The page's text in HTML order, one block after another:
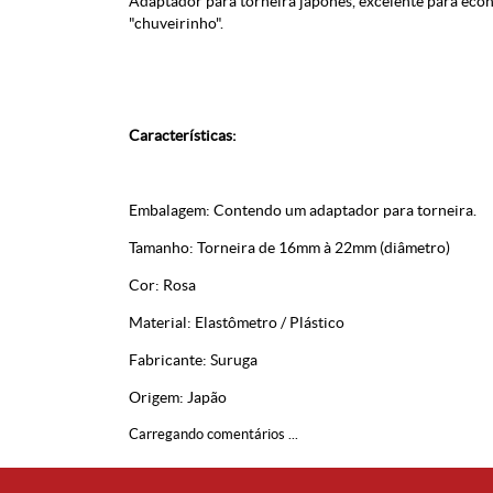
"chuveirinho".
Características:
Embalagem: Contendo um adaptador para torneira.
Tamanho: Torneira de 16mm à 22mm (diâmetro)
Cor: Rosa
Material: Elastômetro / Plástico
Fabricante: Suruga
Origem: Japão
Carregando comentários ...